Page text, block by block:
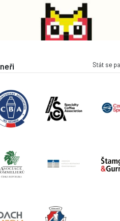
Stát se